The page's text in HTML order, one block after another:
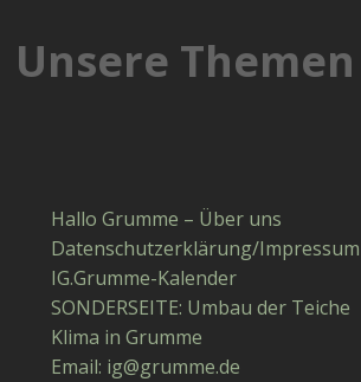
Unsere Themen
Hallo Grumme – Über uns
Datenschutzerklärung/Impressum
IG.Grumme-Kalender
SONDERSEITE: Umbau der Teiche
Klima in Grumme
Email: ig​@​grumme​.de